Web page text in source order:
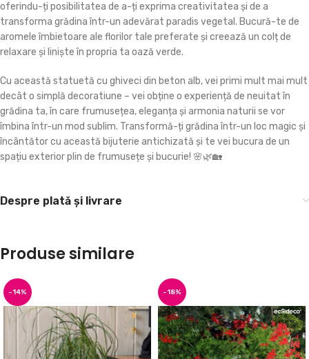
oferindu-ți posibilitatea de a-ți exprima creativitatea și de a
transforma grădina într-un adevărat paradis vegetal. Bucură-te de
aromele îmbietoare ale florilor tale preferate și creează un colț de
relaxare și liniște în propria ta oază verde.
Cu această statuetă cu ghiveci din beton alb, vei primi mult mai mult
decât o simplă decoratiune – vei obține o experiență de neuitat în
grădina ta, în care frumusețea, eleganța și armonia naturii se vor
îmbina într-un mod sublim. Transformă-ți grădina într-un loc magic și
încântător cu această bijuterie antichizată și te vei bucura de un
spațiu exterior plin de frumusețe și bucurie! 🌸🌿🏡
Despre plată și livrare
Produse similare
-14% -18%